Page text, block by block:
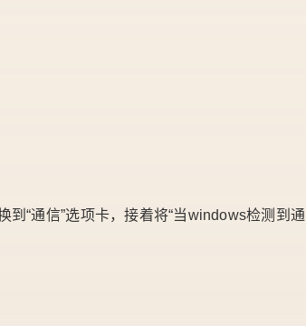
“通信”选项卡，接着将“当windows检测到通